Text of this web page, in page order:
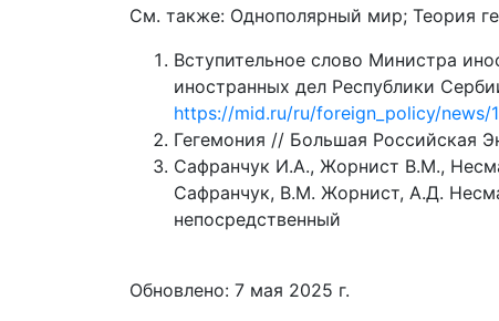
См. также: Однополярный мир; Теория
Вступительное слово Министра
иностранных дел Республики
https://mid.ru/ru/foreign_policy/news/
Гегемония // Большая Российская
Сафранчук И.А., Жорнист В.М.,
Сафранчук, В.М. Жорнист, А.Д.
непосредственный
Обновлено: 7 мая 2025 г.